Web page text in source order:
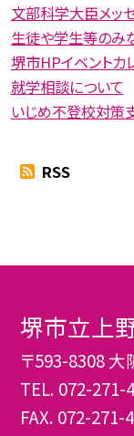
文部科学大臣メッ
生徒や学生等のみ
堺市HPイベントカ
就学相談について
いじめ不登校対策
RSS
堺市立上
〒593-8308
TEL. 072-271-
FAX. 072-271-